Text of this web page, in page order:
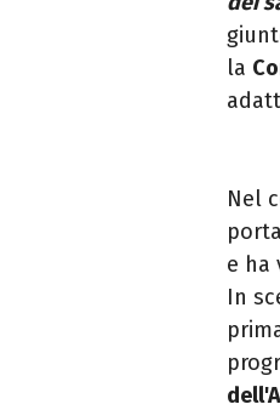
la
Nel
e ha
In